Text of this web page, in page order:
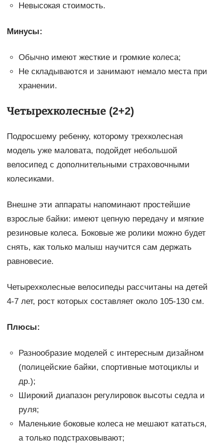
Невысокая стоимость.
Минусы:
Обычно имеют жесткие и громкие колеса;
Не складываются и занимают немало места при
хранении.
Четырехколесные (2+2)
Подросшему ребенку, которому трехколесная
модель уже маловата, подойдет небольшой
велосипед с дополнительными страховочными
колесиками.
Внешне эти аппараты напоминают простейшие
взрослые байки: имеют цепную передачу и мягкие
резиновые колеса. Боковые же ролики можно будет
снять, как только малыш научится сам держать
равновесие.
Четырехколесные велосипеды рассчитаны на детей
4-7 лет, рост которых составляет около 105-130 см.
Плюсы:
Разнообразие моделей с интересным дизайном
(полицейские байки, спортивные мотоциклы и
др.);
Широкий диапазон регулировок высоты седла и
руля;
Маленькие боковые колеса не мешают кататься,
а только подстраховывают;